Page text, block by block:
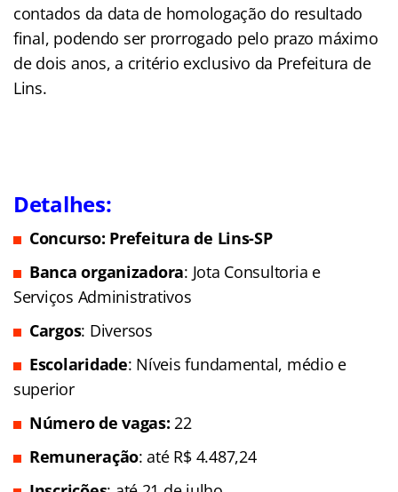
contados da data de homologação do resultado
final, podendo ser prorrogado pelo prazo máximo
de dois anos, a critério exclusivo da Prefeitura de
Lins.
Detalhes:
Concurso: Prefeitura de Lins-SP
Banca organizadora: Jota Consultoria e
Serviços Administrativos
Cargos: Diversos
Escolaridade: Níveis fundamental, médio e
superior
Número de vagas:22
Remuneração: até R$ 4.487,24